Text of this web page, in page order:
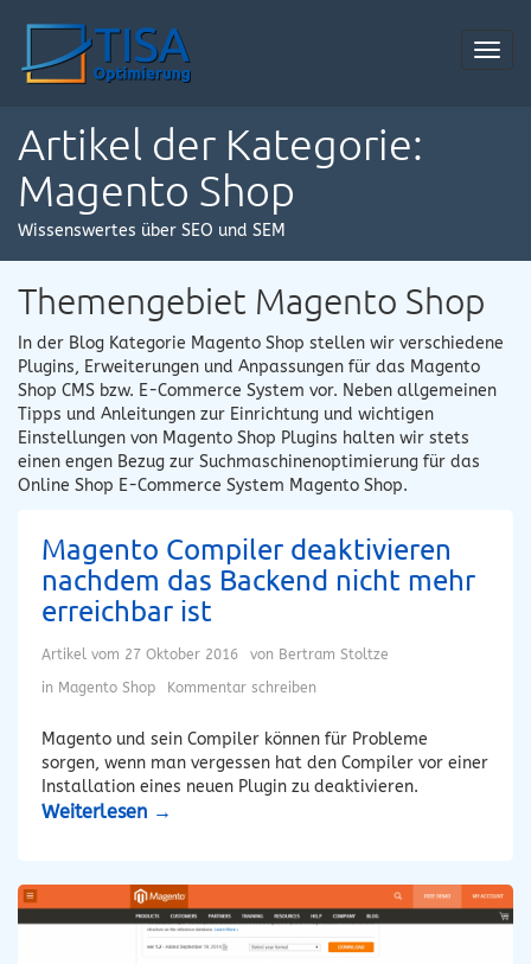
Artikel der Kategorie:
Magento Shop
Wissenswertes über SEO und SEM
Themengebiet Magento Shop
In der Blog Kategorie Magento Shop stellen wir verschiedene
Plugins, Erweiterungen und Anpassungen für das Magento
Shop CMS bzw. E-Commerce System vor. Neben allgemeinen
Tipps und Anleitungen zur Einrichtung und wichtigen
Einstellungen von Magento Shop Plugins halten wir stets
einen engen Bezug zur Suchmaschinenoptimierung für das
Online Shop E-Commerce System Magento Shop.
Magento Compiler deaktivieren
nachdem das Backend nicht mehr
erreichbar ist
Artikel vom 27 Oktober 2016 von Bertram Stoltze
in Magento Shop Kommentar schreiben
Magento und sein Compiler können für Probleme
sorgen, wenn man vergessen hat den Compiler vor einer
Installation eines neuen Plugin zu deaktivieren.
Weiterlesen →